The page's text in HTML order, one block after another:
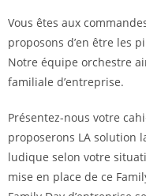
Vous êtes aux
proposons d’en être les
Notre équipe orchestre
familiale d’entreprise.
Présentez-nous votre
proposerons LA solution
ludique selon votre
mise en place de ce